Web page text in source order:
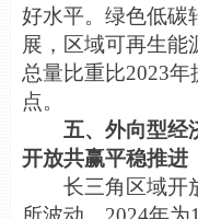
好水平。绿色低碳
展，区域可再生能
总量比重比2023年
点。
五、外向型经
开放共赢平稳推进
长三角区域开